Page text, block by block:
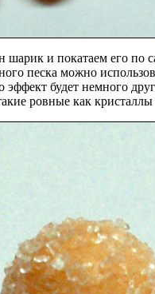
шарик и покатаем его по
песка можно
эффект будет немного
ровные как кристаллы